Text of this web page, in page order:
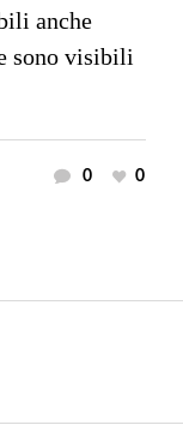
anche
sono visibili
0 0